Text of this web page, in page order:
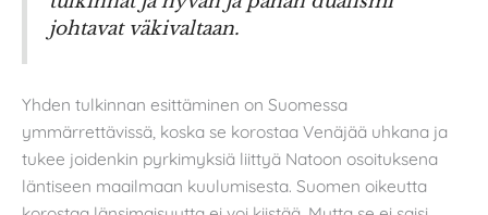
johtavat väkivaltaan.
Yhden tulkinnan esittäminen on Suomessa
ymmärrettävissä, koska se korostaa Venäjää uhkana ja
tukee joidenkin pyrkimyksiä liittyä Natoon osoituksena
läntiseen maailmaan kuulumisesta. Suomen oikeutta